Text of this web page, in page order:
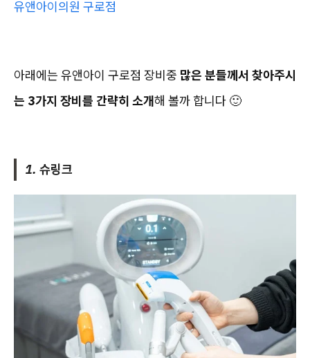
유앤아이의원 구로점
아래에는 유앤아이 구로점 장비중 많은 분들께서 찾아주시
는 3가지 장비를 간략히 소개해 볼까 합니다 🙂
1. 슈링크